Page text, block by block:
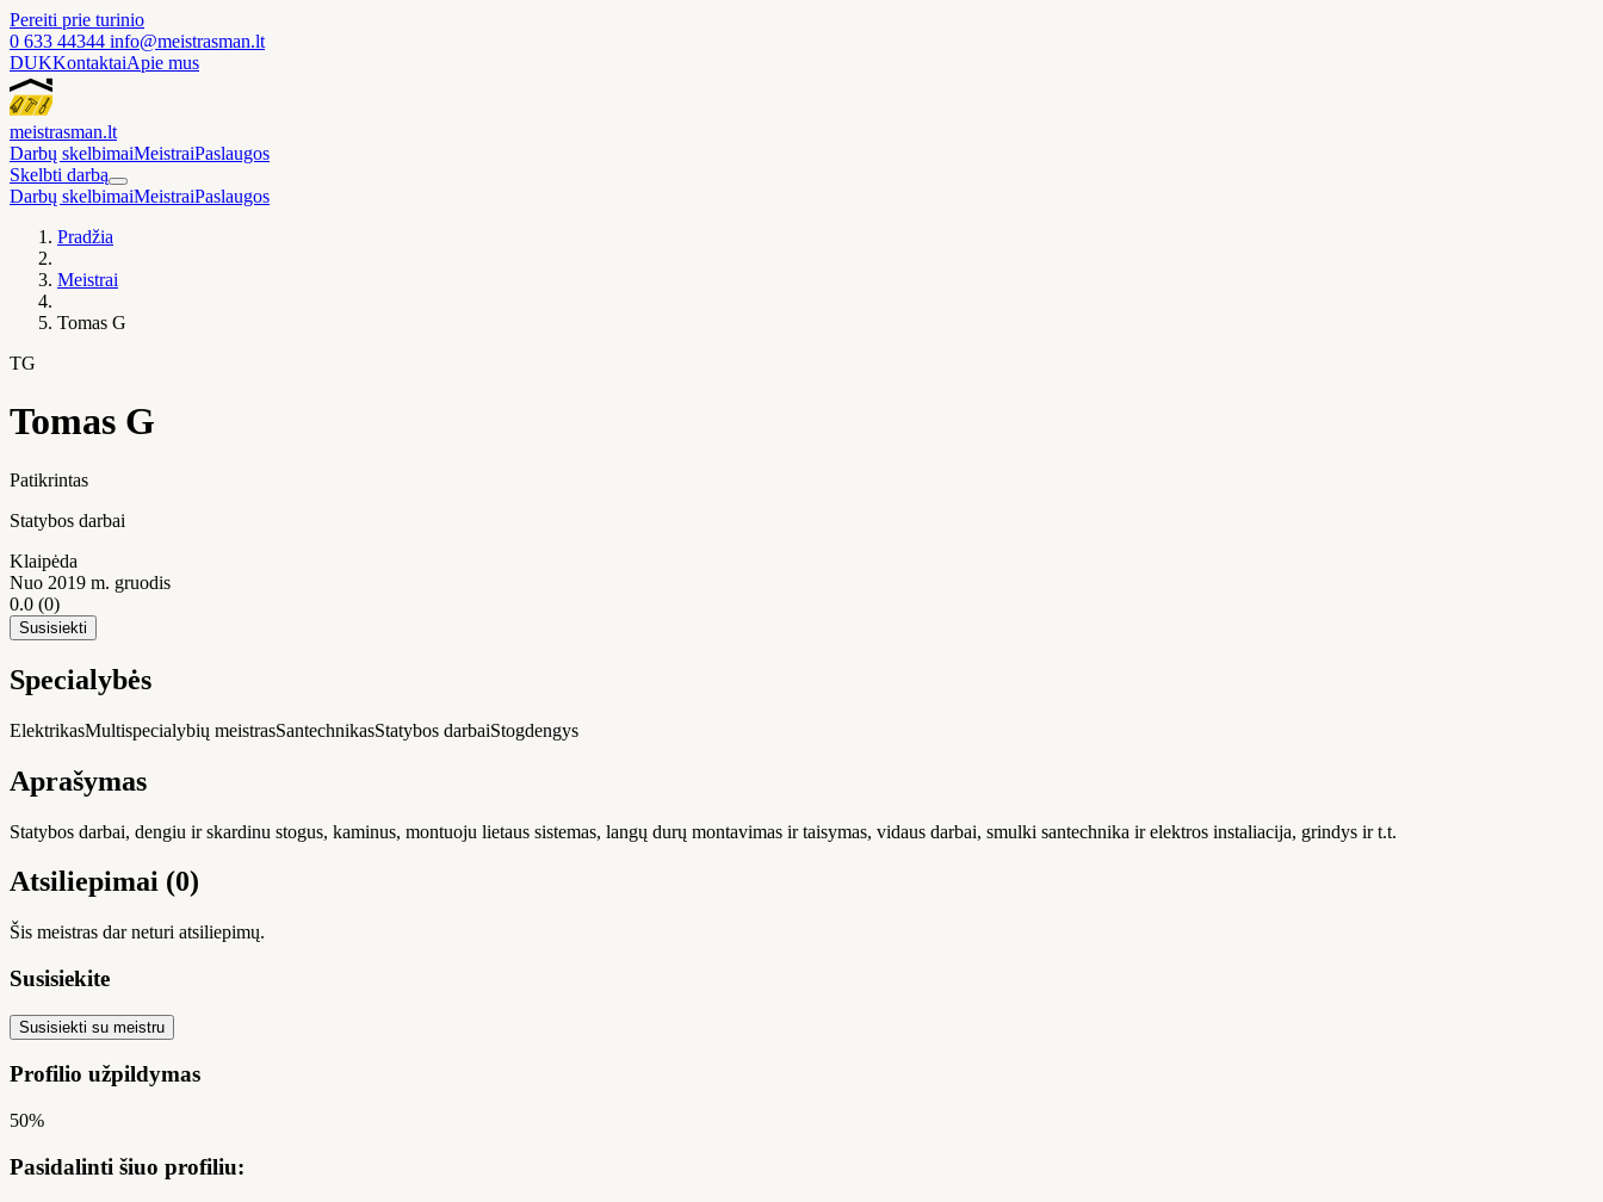
Pereiti prie turinio
0 633 44344 info@meistrasman.lt
DUKKontaktaiApie mus
meistrasman.lt
Darbų skelbimaiMeistraiPaslaugos
Skelbti darbą
Darbų skelbimaiMeistraiPaslaugos
Pradžia
Meistrai
Tomas G
TG
Tomas G
Patikrintas
Statybos darbai
Klaipėda
Nuo 2019 m. gruodis
0.0 (0)
Susisiekti
Specialybės
ElektrikasMultispecialybių meistrasSantechnikasStatybos darbaiStogdengys
Aprašymas
Statybos darbai, dengiu ir skardinu stogus, kaminus, montuoju lietaus sistemas, langų durų montavimas ir taisymas, vidaus darbai, smulki santechnika ir elektros instaliacija, grindys ir t.t.
Atsiliepimai (0)
Šis meistras dar neturi atsiliepimų.
Susisiekite
Susisiekti su meistru
Profilio užpildymas
50%
Pasidalinti šiuo profiliu: